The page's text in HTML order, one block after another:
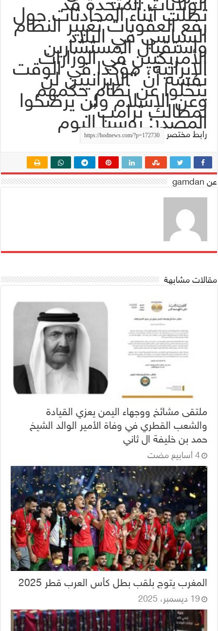
تطلب أثناء المحادثات حول
رفع العقوبات تغيير النظام
السياسي في البلاد
واستقبال المستشارين
الأمريكيين في الوزارات
الإيرانية، مؤكدا في الوقت
نفسه أن “الإيرانيين لن
يتخلوا عن نظام حكمهم
وعن الإسلام ولن يرضخوا
لمطالب ترامب”.
المصدر: روسيا اليوم
رابط مختصر
عن gamdan
مقالات مشابهة
ملتقى مشائخ ووجهاء اليمن يعزي القيادة
والشعب القطري في وفاة الأمير الوالد الشيخ
حمد بن خليفة ال ثاني
‏4 أسابيع مضت
المغرب يتوج بلقب بطل كأس العرب قطر 2025
19 ديسمبر، 2025